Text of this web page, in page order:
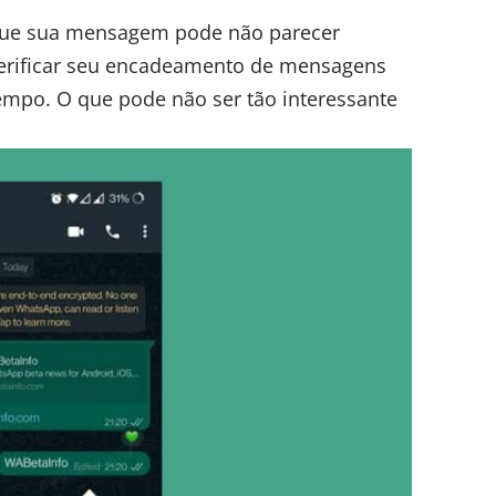
sua mensagem pode não parecer
seu encadeamento de mensagens
O que pode não ser tão interessante